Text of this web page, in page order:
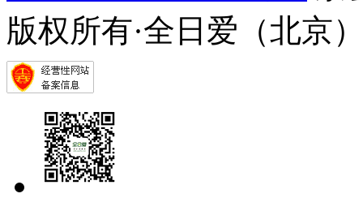
版权所有·全日爱（北京